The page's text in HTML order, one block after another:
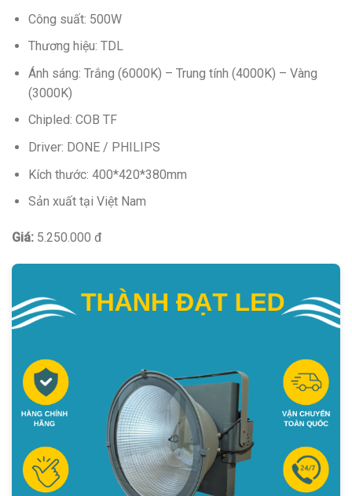
Công suất: 500W
Thương hiệu: TDL
Ánh sáng: Trắng (6000K) – Trung tính (4000K) – Vàng
(3000K)
Chipled: COB TF
Driver: DONE / PHILIPS
Kích thước: 400*420*380mm
Sản xuất tại Việt Nam
Giá: 5.250.000 đ